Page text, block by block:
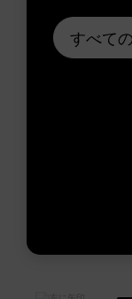
すべて